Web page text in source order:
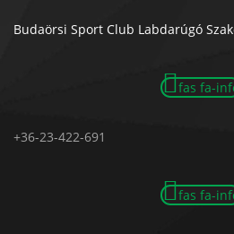
Budaörsi Sport Club Labdarúgó
fas fa-
+36-23-422-691
fas fa-